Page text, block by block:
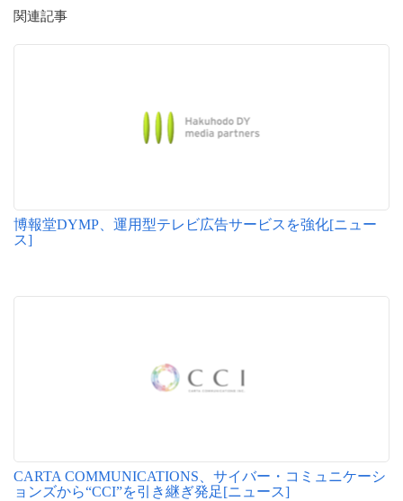
関連記事
博報堂DYMP、運⽤型テレビ広告サービスを強化[ニュー
ス]
CARTA COMMUNICATIONS、サイバー・コミュニケーシ
ョンズから“CCI”を引き継ぎ発足[ニュース]